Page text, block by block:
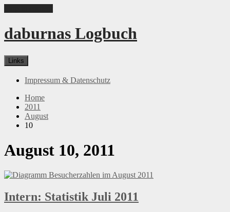
daburnas Logbuch
Links
Impressum & Datenschutz
Home
2011
August
10
August 10, 2011
Intern: Statistik Juli 2011